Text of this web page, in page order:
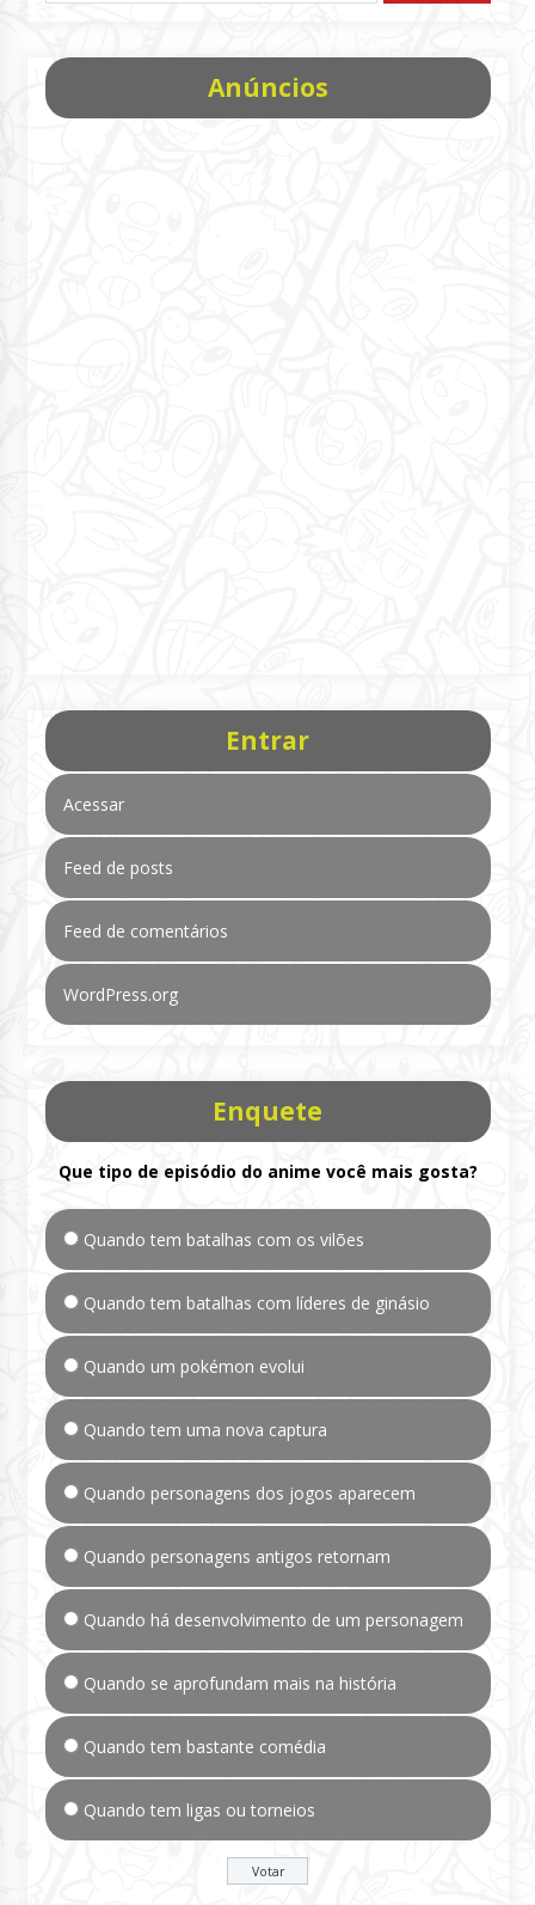
Anúncios
Entrar
Acessar
Feed de posts
Feed de comentários
WordPress.org
Enquete
Que tipo de episódio do anime você mais gosta?
Quando tem batalhas com os vilões
Quando tem batalhas com líderes de ginásio
Quando um pokémon evolui
Quando tem uma nova captura
Quando personagens dos jogos aparecem
Quando personagens antigos retornam
Quando há desenvolvimento de um personagem
Quando se aprofundam mais na história
Quando tem bastante comédia
Quando tem ligas ou torneios